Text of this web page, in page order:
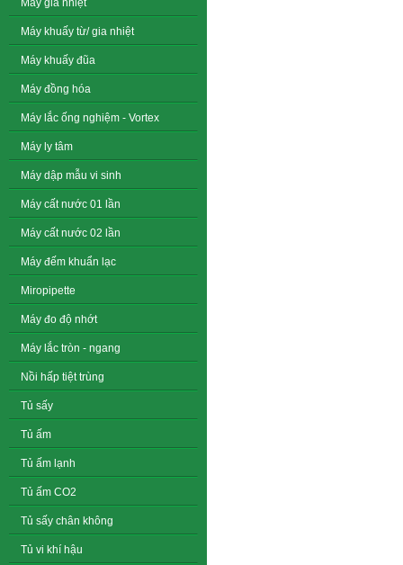
Máy gia nhiệt
Máy khuấy từ/ gia nhiệt
Máy khuấy đũa
Máy đồng hóa
Máy lắc ống nghiệm - Vortex
Máy ly tâm
Máy dập mẫu vi sinh
Máy cất nước 01 lần
Máy cất nước 02 lần
Máy đếm khuẩn lạc
Miropipette
Máy đo độ nhớt
Máy lắc tròn - ngang
Nồi hấp tiệt trùng
Tủ sấy
Tủ ấm
Tủ ấm lạnh
Tủ ấm CO2
Tủ sấy chân không
Tủ vi khí hậu